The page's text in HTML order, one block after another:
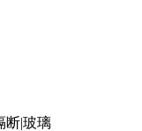
断|玻璃